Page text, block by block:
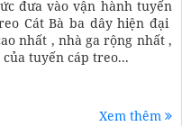
đưa vào vận hành tuyến
Cát Bà ba dây hiện đại
nhất , nhà ga rộng nhất ,
tuyến cáp treo...
Xem thêm